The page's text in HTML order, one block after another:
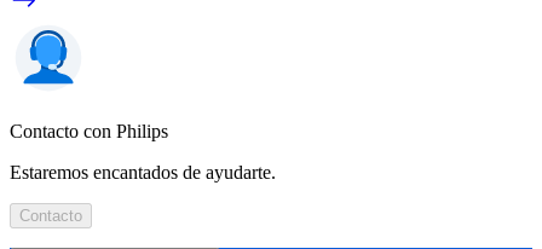
Contacto con Philips
Estaremos encantados de ayudarte.
Contacto